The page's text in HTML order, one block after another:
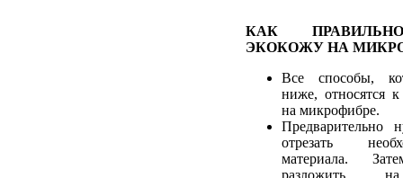
КАК
ЭКОКОЖУ НА
Все способы,
ниже, относятся
на микрофибре.
Предварительно
отрезать
материала.
разложить